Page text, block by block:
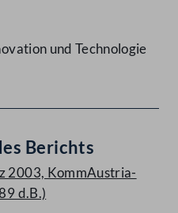
und Technologie
Berichts
2003, KommAustria-
d.B.)